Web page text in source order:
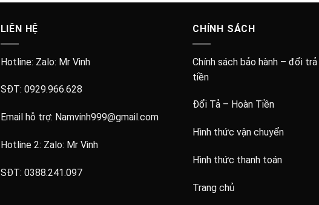
LIÊN HỆ
Hotline: Zalo: Mr Vinh
SĐT: 0929.966.628
Email hỗ trợ: Namvinh999@gmail.com
Hotline 2: Zalo: Mr Vinh
SĐT: 0388.241.097
CHÍNH SÁCH
Chính sách bảo hành – đổi
tiền
Đổi Tả – Hoàn Tiền
Hình thức vận chuyển
Hình thức thanh toán
Trang chủ